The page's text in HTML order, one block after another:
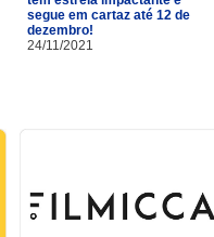
segue em cartaz até 12 de
dezembro!
24/11/2021